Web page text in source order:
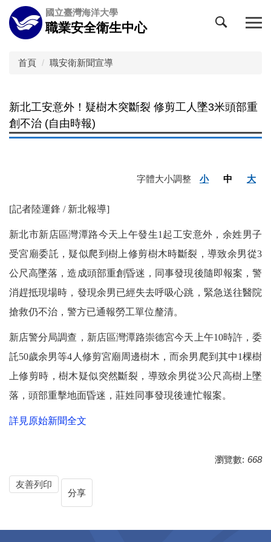
跳
到
主
國立臺灣海洋大學
職業安全衛生中心
首頁 職安衛新聞宣導
新北工安意外！疑樹木突斷裂 修剪工人墜3米頭部重
創不治 (自由時報)
字體大小調整 小 中 大
[記者陸運鋒 / 新北報導]
新北市新店區灣潭路今天上午發生1起工安意外，余姓男子
受宮廟委託，疑似爬到樹上修剪樹木時斷裂，導致余男從3
公尺高墜落，造成頭部重創昏迷，同事發現後隨即報案，警
消趕抵現場時，發現余男已經失去呼吸心跳，緊急送往醫院
搶救仍不治，警方已通報勞工單位釐清。
新店警分局調查，新店區灣潭路崇德宮今天上午10時許，委
託50歲余男等4人修剪宮廟周邊樹木，而余男爬到其中1棵樹
上修剪時，樹木疑似突然斷裂，導致余男從3公尺高樹上墜
落，頭部重擊地面昏迷，莊姓同事發現後連忙報案。
詳見原始新聞全文
瀏覽數: 668
友善列印
分享